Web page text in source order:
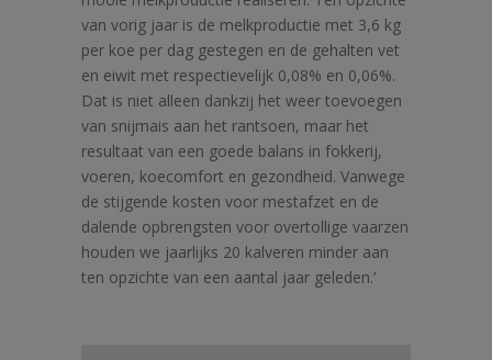
van vorig jaar is de melkproductie met 3,6 kg
per koe per dag gestegen en de gehalten vet
en eiwit met respectievelijk 0,08% en 0,06%.
Dat is niet alleen dankzij het weer toevoegen
van snijmais aan het rantsoen, maar het
resultaat van een goede balans in fokkerij,
voeren, koecomfort en gezondheid. Vanwege
de stijgende kosten voor mestafzet en de
dalende opbrengsten voor overtollige vaarzen
houden we jaarlijks 20 kalveren minder aan
ten opzichte van een aantal jaar geleden.’